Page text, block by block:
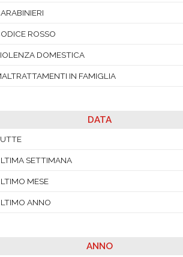
ROSSO
DOMESTICA
IN FAMIGLIA
DATA
SETTIMANA
MESE
ANNO
ANNO